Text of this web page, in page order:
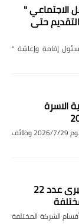
الاجتماعي "
حتى
إقامة وإعاشة "
الاسرة
وظائف المؤسسة القومية لتنمية الاسرة والمجتمع بتاريخ اليوم 2026/7/29 وظائف
اعلان وظائف شركة استثمارية كبرى عدد 22
عدد 22 وظيفة خالية بأقسام الشركة المختلفة